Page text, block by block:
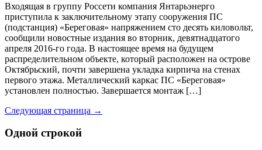
Входящая в группу Россети компания Янтарьэнерго
приступила к заключительному этапу сооружения ПС
(подстанция) «Береговая» напряжением сто десять киловольт,
сообщили новостные издания во вторник, девятнадцатого
апреля 2016-го года. В настоящее время на будущем
распределительном объекте, который расположен на острове
Октябрьский, почти завершена укладка кирпича на стенах
первого этажа. Металлический каркас ПС «Береговая»
установлен полностью. Завершается монтаж […]
Следующая страница →
Одной строкой